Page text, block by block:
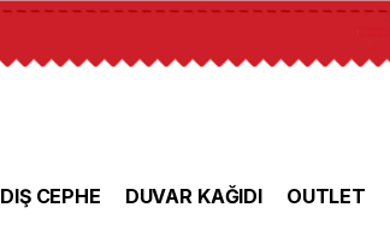
DIŞ CEPHE DUVAR KAĞIDI OUTLET